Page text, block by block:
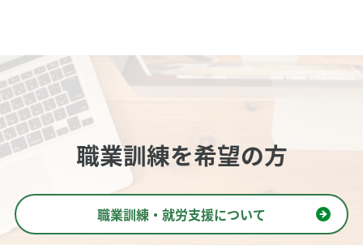
職業訓練を希望の方
職業訓練・就労支援について